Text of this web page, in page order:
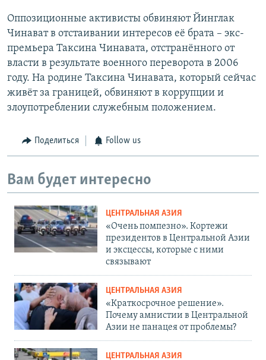
Оппозиционные активисты обвиняют Йинглак
Чинават в отстаивании интересов её брата – экс-
премьера Таксина Чинавата, отстранённого от
власти в результате военного переворота в 2006
году. На родине Таксина Чинавата, который сейчас
живёт за границей, обвиняют в коррупции и
злоупотреблении служебным положением.
Поделиться Follow us
Вам будет интересно
ЦЕНТРАЛЬНАЯ АЗИЯ
«Очень помпезно». Кортежи
президентов в Центральной Азии
и эксцессы, которые с ними
связывают
ЦЕНТРАЛЬНАЯ АЗИЯ
«Краткосрочное решение».
Почему амнистии в Центральной
Азии не панацея от проблемы?
ЦЕНТРАЛЬНАЯ АЗИЯ